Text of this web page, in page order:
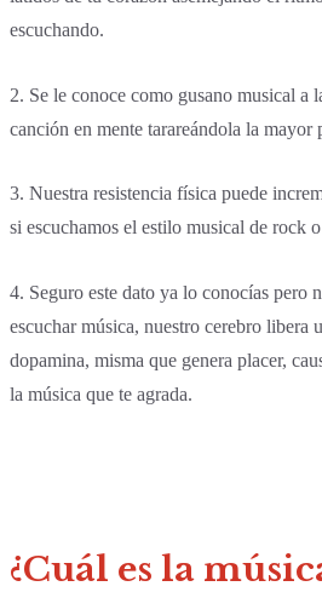
escuchando.
2. Se le conoce como gusano musical a
canción en mente tarareándola la mayor
3. Nuestra resistencia física puede
si escuchamos el estilo musical de rock
4. Seguro este dato ya lo conocías pero
escuchar música, nuestro cerebro libera
dopamina, misma que genera placer,
la música que te agrada.
¿Cuál es la